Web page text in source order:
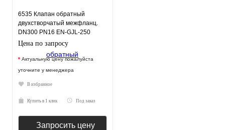
6535 Клапан обратный
двухстворчатый межфланц.
DN300 PN16 EN-GJL-250
нерж.сталь EPDM JAFAR
Цена по запросу
* Актуальную цену пожалуйста
уточните у менеджера
В избранное
Купить в 1 клик Под заказ
Запросить цену